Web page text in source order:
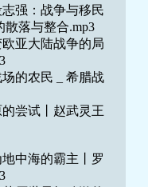
古老，象形与抽
号：纯粹的表意
出了“非洲地图”
里斯羊毛树上长
亲自去看看 来往
.mp3
.pdf
圈.mp3
圈.pdf
”到欧洲胡椒帝
.mp3
.pdf
香料贸易.mp3
强：战争与移民
落与整合.mp3
亚大陆战争的局
的农民 _ 希腊战
尝试丨赵武灵王
中海的霸主丨罗